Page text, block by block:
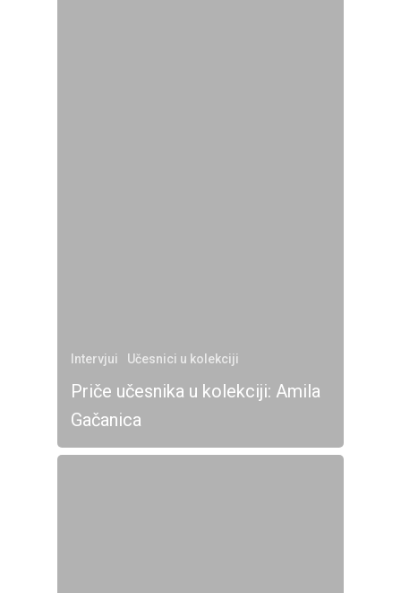
Intervjui Učesnici u kolekciji
Priče učesnika u kolekciji: Amila
Gačanica